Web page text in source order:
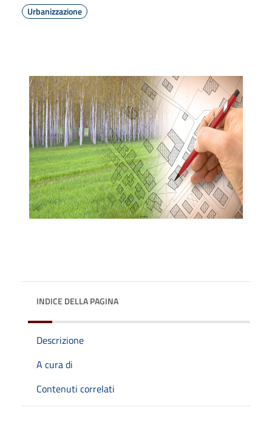
Urbanizzazione
INDICE DELLA PAGINA
Descrizione
A cura di
Contenuti correlati